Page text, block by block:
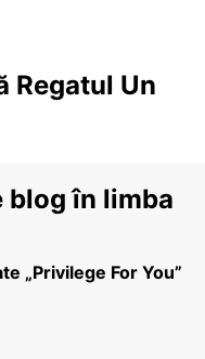
Unit
blog în limba
„Privilege For You”